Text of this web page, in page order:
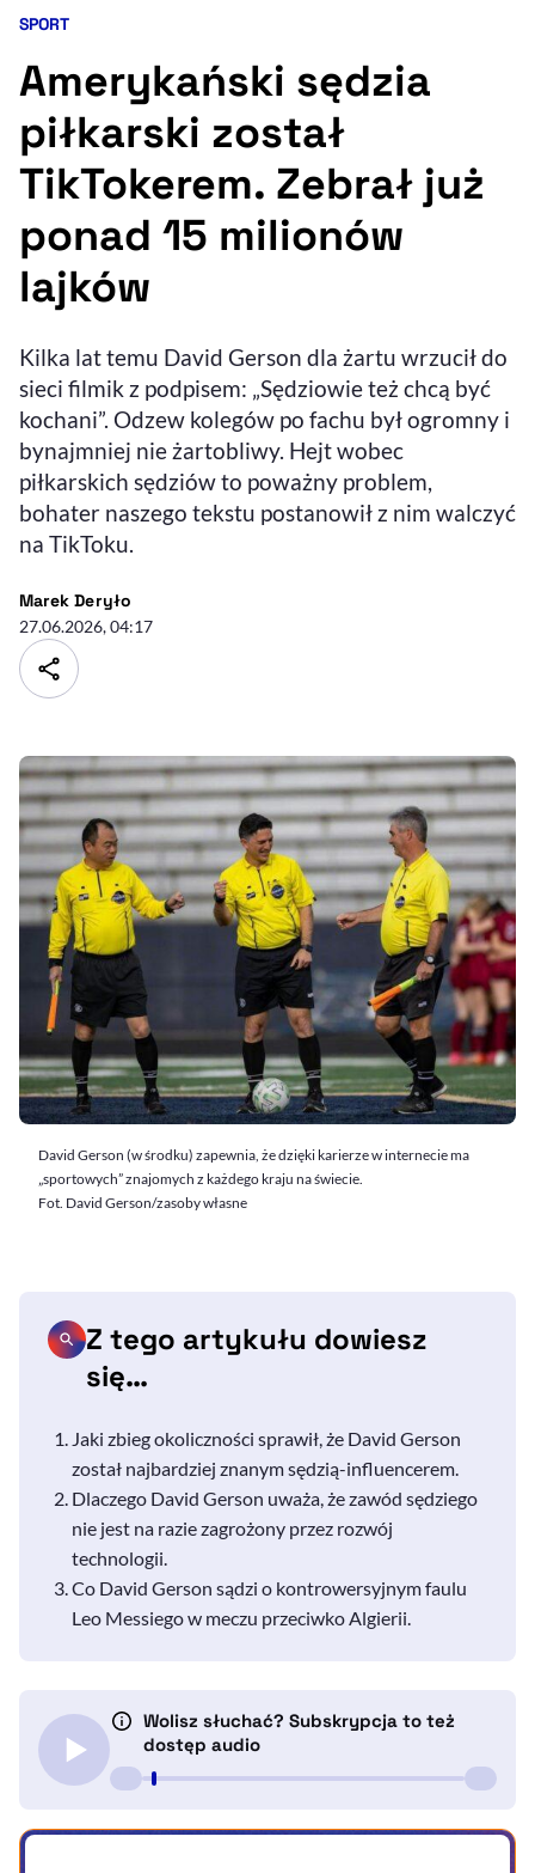
Ułatwienia dostępności wspierają:
Sprawdź, jak i dlaczego zwiększamy dostępność , otwiera się w nowym
, otwiera się w nowym oknie
Zgłoś problem
, otwiera się w
Kategoria artykułu:
SPORT
Amerykański sędzia
piłkarski został
TikTokerem. Zebrał już
ponad 15 milionów
lajków
Kilka lat temu David Gerson dla żartu wrzucił do
sieci filmik z podpisem: „Sędziowie też chcą być
kochani”. Odzew kolegów po fachu był ogromny i
bynajmniej nie żartobliwy. Hejt wobec
piłkarskich sędziów to poważny problem,
bohater naszego tekstu postanowił z nim walczyć
na TikToku.
Marek Deryło- autor artykułu - profil
27.06.2026, 04:17
David Gerson (w środku) zapewnia, że dzięki karierze w internecie ma
„sportowych” znajomych z każdego kraju na świecie.
Fot. David Gerson/zasoby własne
Z tego artykułu dowiesz
się…
Jaki zbieg okoliczności sprawił, że David Gerson
został najbardziej znanym sędzią-influencerem.
Dlaczego David Gerson uważa, że zawód sędziego
nie jest na razie zagrożony przez rozwój
technologii.
Co David Gerson sądzi o kontrowersyjnym faulu
Leo Messiego w meczu przeciwko Algierii.